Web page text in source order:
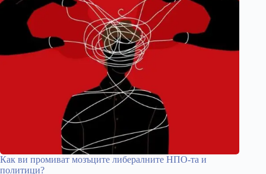
Как ви промиват мозъците либералните НПО-та и
политици?